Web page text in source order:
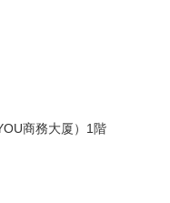
商務大厦）1階